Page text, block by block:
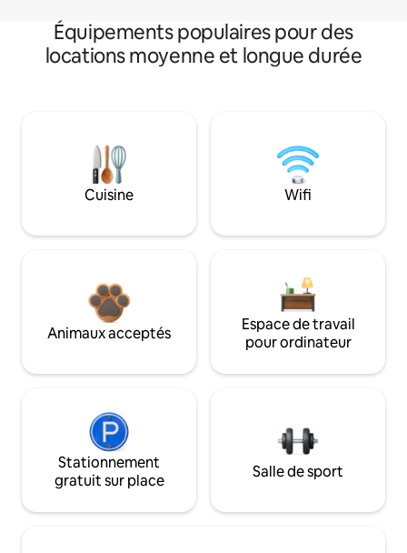
Équipements populaires pour des
locations moyenne et longue durée
Cuisine Wifi
Animaux acceptés
Espace de travail
pour ordinateur
Stationnement
gratuit sur place
Salle de sport